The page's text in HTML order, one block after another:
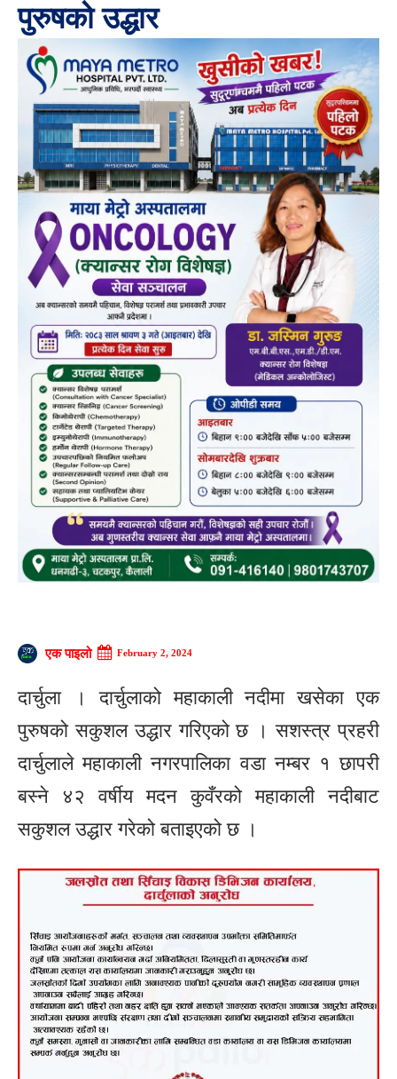
पुरुषको उद्धार
एक पाइलो February 2, 2024
दार्चुला । दार्चुलाको महाकाली नदीमा खसेका एक
पुरुषको सकुशल उद्धार गरिएको छ । सशस्त्र प्रहरी
दार्चुलाले महाकाली नगरपालिका वडा नम्बर १ छापरी
बस्ने ४२ वर्षीय मदन कुवँरको महाकाली नदीबाट
सकुशल उद्धार गरेको बताइएको छ ।